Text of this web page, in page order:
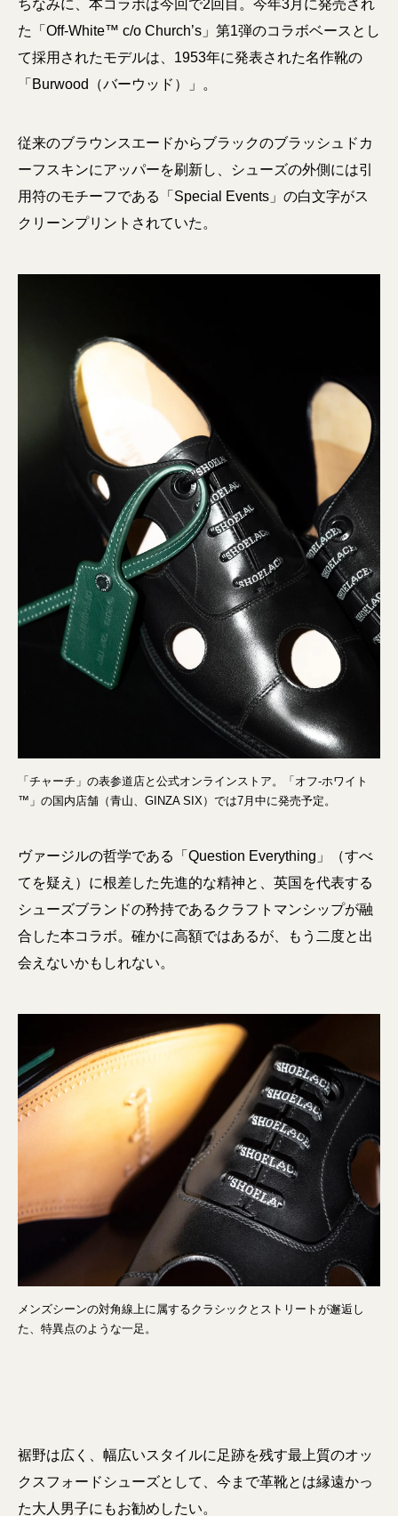
ちなみに、本コラボは今回で2回目。今年3月に発売され
た「Off-White™ c/o Church’s」第1弾のコラボベースとし
て採用されたモデルは、1953年に発表された名作靴の
「Burwood（バーウッド）」。
従来のブラウンスエードからブラックのブラッシュドカ
ーフスキンにアッパーを刷新し、シューズの外側には引
用符のモチーフである「Special Events」の白文字がス
クリーンプリントされていた。
「チャーチ」の表参道店と公式オンラインストア。「オフ-ホワイト
™️」の国内店舗（青山、GINZA SIX）では7月中に発売予定。
ヴァージルの哲学である「Question Everything」（すべ
てを疑え）に根差した先進的な精神と、英国を代表する
シューズブランドの矜持であるクラフトマンシップが融
合した本コラボ。確かに高額ではあるが、もう二度と出
会えないかもしれない。
メンズシーンの対角線上に属するクラシックとストリートが邂逅し
た、特異点のような一足。
裾野は広く、幅広いスタイルに足跡を残す最上質のオッ
クスフォードシューズとして、今まで革靴とは縁遠かっ
た大人男子にもお勧めしたい。